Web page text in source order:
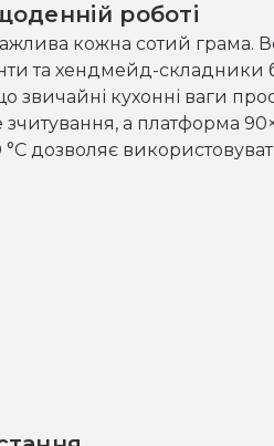
роботі
кожна сотий грама.
та хендмейд-
звичайні кухонні ваги
зчитування, а платформа
дозволяє